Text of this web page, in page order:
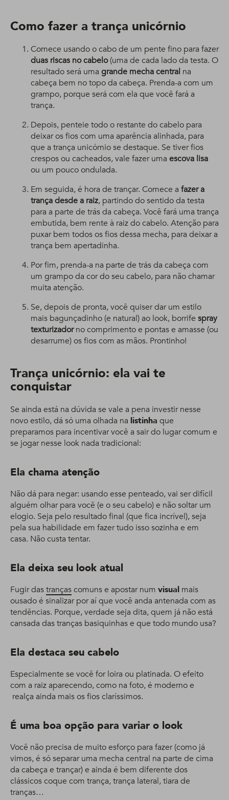
Como fazer a trança unicórnio
Comece usando o cabo de um pente fino para fazer
duas riscas no cabelo(uma de cada lado da testa. O
resultado será uma grande mecha central na
cabeça bem no topo da cabeça. Prenda-a com um
grampo, porque será com ela que você fará a
trança.
Depois, penteie todo o restante do cabelo para
deixar os fios com uma aparência alinhada, para
que a trança unicórnio se destaque. Se tiver fios
crespos ou cacheados, vale fazer uma escova lisa
ou um pouco ondulada.
Em seguida, é hora de trançar. Comece a fazer a
trança desde a raiz, partindo do sentido da testa
para a parte de trás da cabeça. Você fará uma trança
embutida, bem rente à raiz do cabelo. Atenção para
puxar bem todos os fios dessa mecha, para deixar a
trança bem apertadinha.
Por fim, prenda-a na parte de trás da cabeça com
um grampo da cor do seu cabelo, para não chamar
muita atenção.
Se, depois de pronta, você quiser dar um estilo
mais bagunçadinho (e natural) ao look, borrife spray
texturizadorno comprimento e pontas e amasse (ou
desarrume) os fios com as mãos. Prontinho!
Trança unicórnio: ela vai te
conquistar
Se ainda está na dúvida se vale a pena investir nesse
novo estilo, dá só uma olhada na listinha que
preparamos para incentivar você a sair do lugar comum e
se jogar nesse look nada tradicional:
Ela chama atenção
Não dá para negar: usando esse penteado, vai ser difícil
alguém olhar para você (e o seu cabelo) e não soltar um
elogio. Seja pelo resultado final (que fica incrível), seja
pela sua habilidade em fazer tudo isso sozinha e em
casa. Não custa tentar.
Ela deixa seu look atual
Fugir dastrançascomuns e apostar num visual mais
ousado é sinalizar por aí que você anda antenada com as
tendências. Porque, verdade seja dita, quem já não está
cansada das tranças basiquinhas e que todo mundo usa?
Ela destaca seu cabelo
Especialmente se você for loira ou platinada. O efeito
com a raiz aparecendo, como na foto, é moderno e
realça ainda mais os fios claríssimos.
É uma boa opção para variar o look
Você não precisa de muito esforço para fazer (como já
vimos, é só separar uma mecha central na parte de cima
da cabeça e trançar) e ainda é bem diferente dos
clássicos coque com trança, trança lateral, tiara de
tranças…